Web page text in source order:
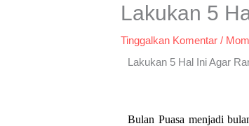
Lakukan 5
Tinggalkan Komentar /
Lakukan 5 Hal Ini Agar
Bulan Puasa menjadi